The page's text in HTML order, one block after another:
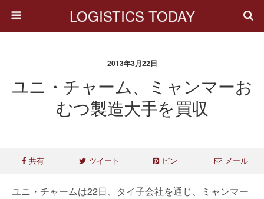
LOGISTICS TODAY
2013年3月22日
ユニ・チャーム、ミャンマーお
むつ製造大手を買収
共有 ツイート ピン メール
ユニ・チャームは22日、タイ子会社を通じ、ミャンマー